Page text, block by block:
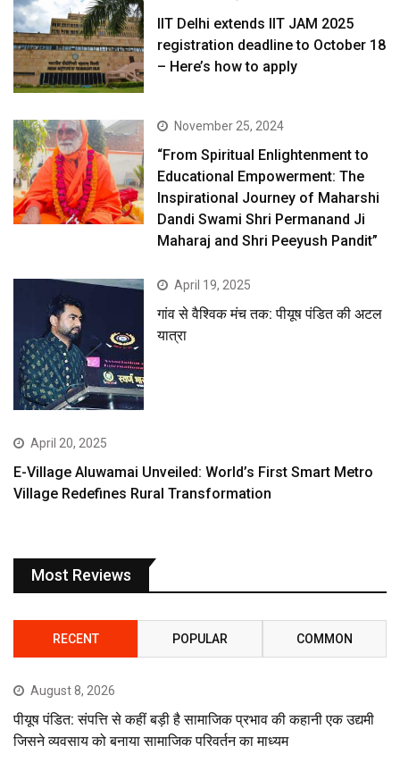
IIT Delhi extends IIT JAM 2025
registration deadline to October 18
– Here’s how to apply
November 25, 2024
“From Spiritual Enlightenment to
Educational Empowerment: The
Inspirational Journey of Maharshi
Dandi Swami Shri Permanand Ji
Maharaj and Shri Peeyush Pandit”
April 19, 2025
गांव से वैश्विक मंच तक: पीयूष पंडित की अटल
यात्रा
April 20, 2025
E-Village Aluwamai Unveiled: World’s First Smart Metro
Village Redefines Rural Transformation
Most Reviews
RECENT POPULAR COMMON
August 8, 2026
पीयूष पंडित: संपत्ति से कहीं बड़ी है सामाजिक प्रभाव की कहानी एक उद्यमी
जिसने व्यवसाय को बनाया सामाजिक परिवर्तन का माध्यम